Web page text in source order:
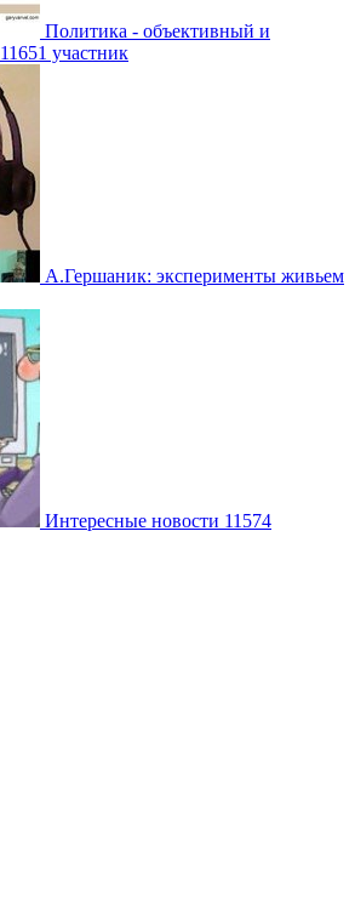
Политика - объективный и
11651 участник
А.Гершаник: эксперименты живьем
Интересные новости 11574